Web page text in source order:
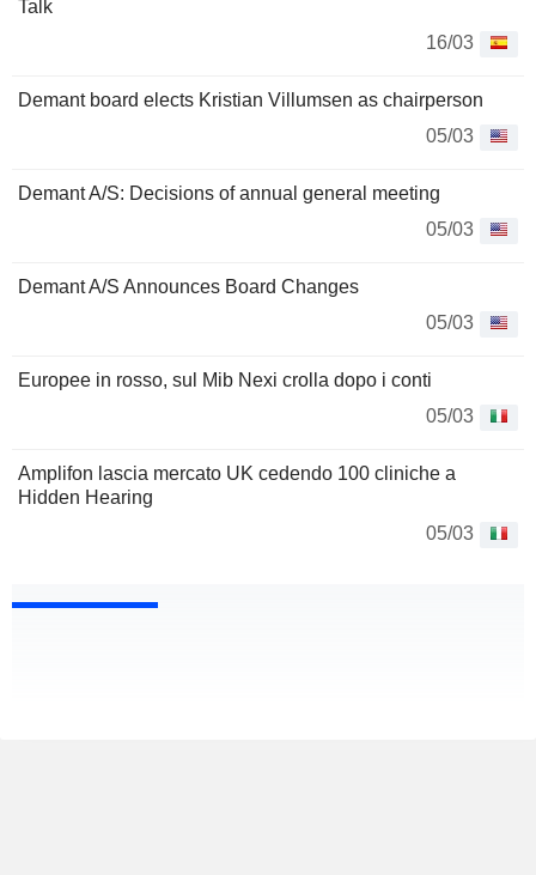
Talk
16/03
Demant board elects Kristian Villumsen as chairperson
05/03
Demant A/S: Decisions of annual general meeting
05/03
Demant A/S Announces Board Changes
05/03
Europee in rosso, sul Mib Nexi crolla dopo i conti
05/03
Amplifon lascia mercato UK cedendo 100 cliniche a
Hidden Hearing
05/03